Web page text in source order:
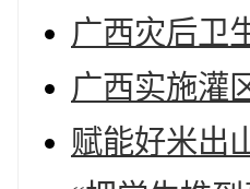
广西灾后卫
广西实施灌
赋能好米出